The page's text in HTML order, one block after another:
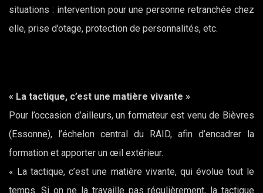
situations : intervention pour une personne retranchée chez
elle, prise d’otage, protection de personnalités, etc.
« La tactique, c’est une matière vivante »
Pour l’occasion d’ailleurs, un formateur est venu de Bièvres
(Essonne), l’échelon central du RAID, afin d’encadrer la
formation et apporter un œil extérieur.
« La tactique, c’est une matière vivante, qui évolue tout le
temps. Si on ne la travaille pas régulièrement, la tactique